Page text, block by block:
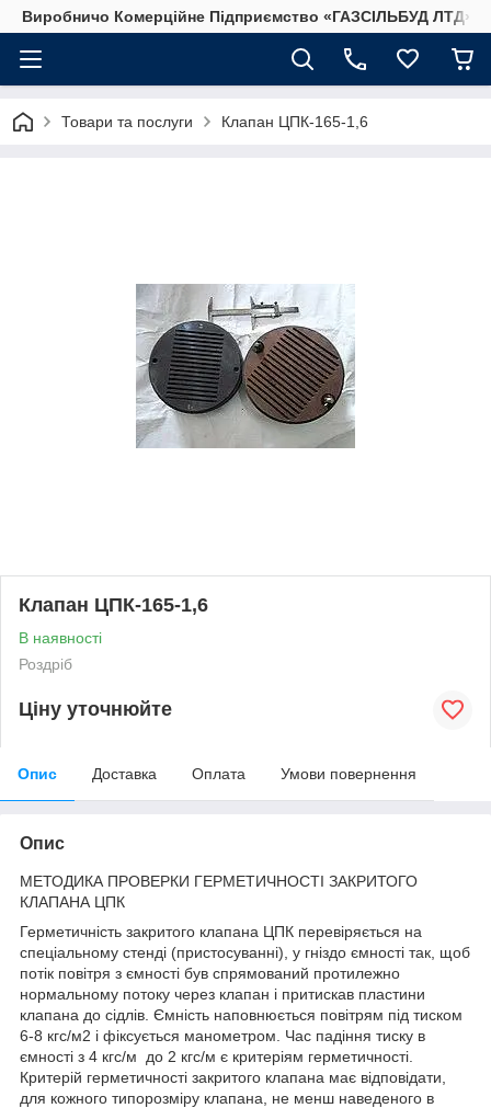
Виробничо Комерційне Підприємство «ГАЗСIЛЬБУД ЛТД»
Товари та послуги Клапан ЦПК-165-1,6
Клапан ЦПК-165-1,6
В наявності
Роздріб
Ціну уточнюйте
Опис Доставка Оплата Умови повернення
Опис
МЕТОДИКА ПРОВЕРКИ ГЕРМЕТИЧНОСТІ ЗАКРИТОГО
КЛАПАНА ЦПК
Герметичність закритого клапана ЦПК перевіряється на
спеціальному стенді (пристосуванні), у гніздо ємності так, щоб
потік повітря з ємності був спрямований протилежно
нормальному потоку через клапан і притискав пластини
клапана до сідлів. Ємність наповнюється повітрям під тиском
6-8 кгс/м2 і фіксується манометром. Час падіння тиску в
ємності з 4 кгс/м до 2 кгс/м є критеріям герметичності.
Критерій герметичності закритого клапана має відповідати,
для кожного типорозміру клапана, не менш наведеного в